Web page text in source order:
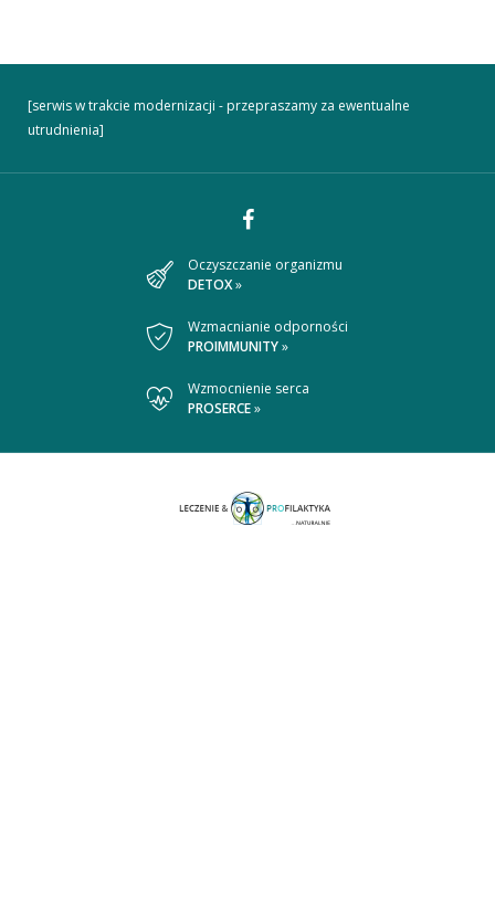
[serwis w trakcie modernizacji - przepraszamy za ewentualne
utrudnienia]
Dołącz
nas
Facebooku
Oczyszczanie organizmu
DETOX»
Wzmacnianie odporności
PROIMMUNITY»
Wzmocnienie serca
PROSERCE»